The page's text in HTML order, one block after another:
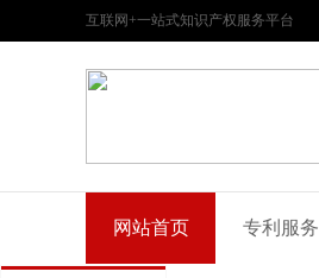
互联网+一站式知识产权服务平台
网站首页 专利服务